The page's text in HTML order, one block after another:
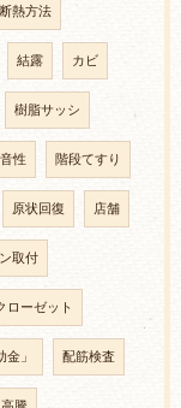
断熱方法
結露 カビ
樹脂サッシ
性 階段てすり
原状回復 店舗
取付
ローゼット
」 配筋検査